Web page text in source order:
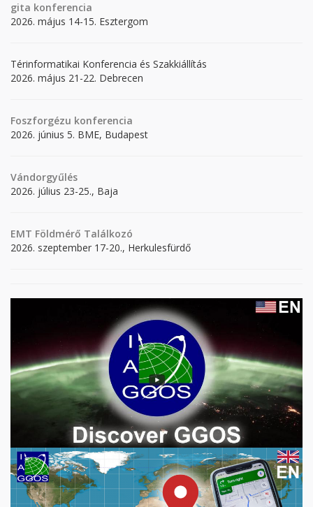
gita konferencia
2026. május 14-15. Esztergom
Térinformatikai Konferencia és Szakkiállítás
2026. május 21-22. Debrecen
Foszforgézu konferencia
2026. június 5. BME, Budapest
Vándorgyűlés
2026. július 23-25., Baja
EMT Földmérő Találkozó
2026. szeptember 17-20., Herkulesfürdő